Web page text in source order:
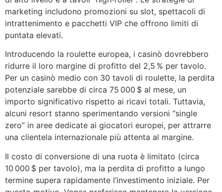
marketing includono promozioni su slot, spettacoli di
intrattenimento e pacchetti VIP che offrono limiti di
puntata elevati.
Introducendo la roulette europea, i casinò dovrebbero
ridurre il loro margine di profitto del 2,5 % per tavolo.
Per un casinò medio con 30 tavoli di roulette, la perdita
potenziale sarebbe di circa 75 000 $ al mese, un
importo significativo rispetto ai ricavi totali. Tuttavia,
alcuni resort stanno sperimentando versioni “single
zero” in aree dedicate ai giocatori europei, per attrarre
una clientela internazionale più attenta al margine.
Il costo di conversione di una ruota è limitato (circa
10 000 $ per tavolo), ma la perdita di profitto a lungo
termine supera rapidamente l’investimento iniziale. Per